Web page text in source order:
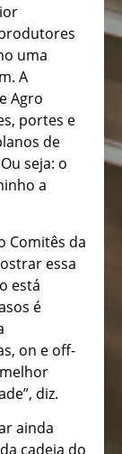
uma
A
Agro
portes e
de
seja: o
a
Comitês da
essa
está
é
on e off-
diz.
ainda
cadeia do